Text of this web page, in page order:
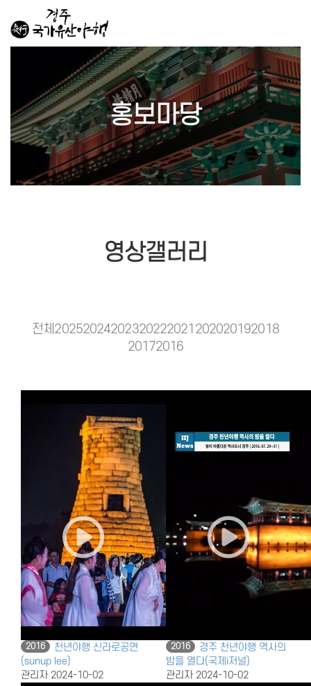
홍보마당
영상갤러리
전체 20252024202320222021 202020192018
20172016
2016
천년야행 신라로공연
(sunup lee)
관리자 2024-10-02
2016
경주 천년야행 역사의
밤을 열다(국제i저널)
관리자 2024-10-02